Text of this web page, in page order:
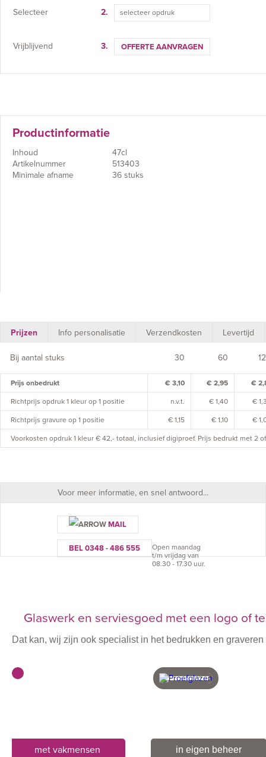
Selecteer 2. selecteer opdruk
Vrijblijvend 3. OFFERTE AANVRAGEN
Productinformatie
Inhoud
47cl
Artikelnummer
513403
Minimale afname
36 stuks
Prijzen Info personalisatie Verzendkosten Levertijd
Bij aantal stuks 30 60
Prijs onbedrukt € 3,10 € 2,95 €
Richtprijs opdruk 1 kleur op 1 positie n.v.t. € 1,40 €
Richtprijs gravure op 1 positie € 1,15 € 1,10 €
Voorkosten opdruk 1 kleur € 42,- totaal, inclusief digiproef. Prijs bedrukt met 2
Voor meer informatie, en snel antwoord...
MAIL
BEL 0348 - 486 555
Open maandag
t/m vrijdag van
08.30 - 17.30 uur.
Glaswerk en serviesgoed met een logo of
Dat kan, wij zijn ook specialist in het bedrukken en
met vakmensen in eigen beheer